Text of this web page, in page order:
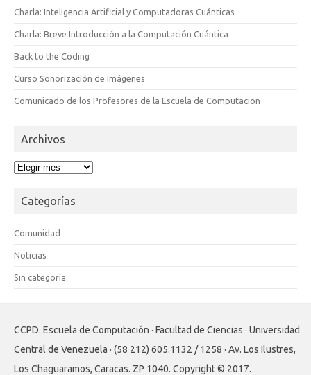
Charla: Inteligencia Artificial y Computadoras Cuánticas
Charla: Breve Introducción a la Computación Cuántica
Back to the Coding
Curso Sonorización de Imágenes
Comunicado de los Profesores de la Escuela de Computacion
Archivos
Archivos
Categorías
Comunidad
Noticias
Sin categoría
CCPD. Escuela de Computación · Facultad de Ciencias · Universidad
Central de Venezuela · (58 212) 605.1132 / 1258 · Av. Los Ilustres,
Los Chaguaramos, Caracas. ZP 1040. Copyright © 2017.